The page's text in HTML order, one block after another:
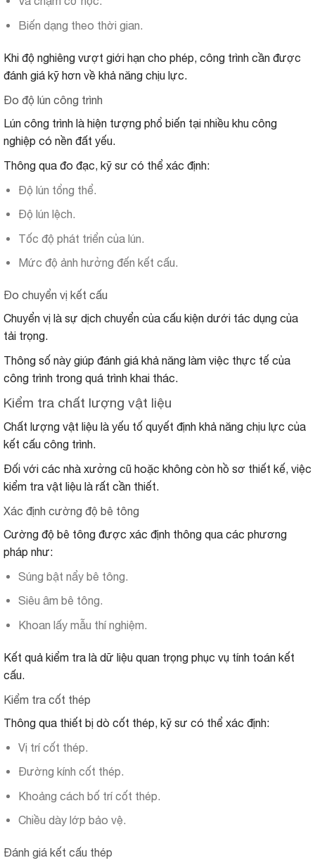
Biến dạng theo thời gian.
Khi độ nghiêng vượt giới hạn cho phép, công trình cần được
đánh giá kỹ hơn về khả năng chịu lực.
Đo độ lún công trình
Lún công trình là hiện tượng phổ biến tại nhiều khu công
nghiệp có nền đất yếu.
Thông qua đo đạc, kỹ sư có thể xác định:
Độ lún tổng thể.
Độ lún lệch.
Tốc độ phát triển của lún.
Mức độ ảnh hưởng đến kết cấu.
Đo chuyển vị kết cấu
Chuyển vị là sự dịch chuyển của cấu kiện dưới tác dụng của
tải trọng.
Thông số này giúp đánh giá khả năng làm việc thực tế của
công trình trong quá trình khai thác.
Kiểm tra chất lượng vật liệu
Chất lượng vật liệu là yếu tố quyết định khả năng chịu lực của
kết cấu công trình.
Đối với các nhà xưởng cũ hoặc không còn hồ sơ thiết kế, việc
kiểm tra vật liệu là rất cần thiết.
Xác định cường độ bê tông
Cường độ bê tông được xác định thông qua các phương
pháp như:
Súng bật nẩy bê tông.
Siêu âm bê tông.
Khoan lấy mẫu thí nghiệm.
Kết quả kiểm tra là dữ liệu quan trọng phục vụ tính toán kết
cấu.
Kiểm tra cốt thép
Thông qua thiết bị dò cốt thép, kỹ sư có thể xác định:
Vị trí cốt thép.
Đường kính cốt thép.
Khoảng cách bố trí cốt thép.
Chiều dày lớp bảo vệ.
Đánh giá kết cấu thép